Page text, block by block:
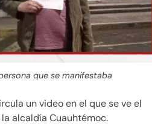
que se manifestaba
un video en el que se ve el
alcaldía Cuauhtémoc.